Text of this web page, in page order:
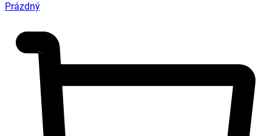
Prázdný